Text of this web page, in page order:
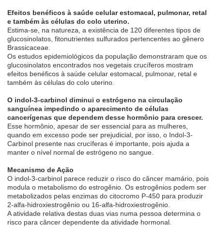
Efeitos benéficos à saúde celular estomacal, pulmonar, retal
e também às células do colo uterino.
Estima-se, na natureza, a existência de 120 diferentes tipos de
glucosinolatos, fitonutrientes sulfurados pertencentes ao gênero
Brassicaceae.
Os estudos epidemiológicos da população demonstraram que os
glucosinolatos encontrados nos vegetais crucíferos mostram
efeitos benéficos à saúde celular estomacal, pulmonar, retal e
também às células do colo uterino.
O indol-3-carbinol diminui o estrógeno na circulação
sanguínea impedindo o aparecimento de células
cancerígenas que dependem desse hormônio para crescer.
Esse hormônio, apesar de ser essencial para as mulheres,
quando em excesso pode ser prejudicial, por isso, o Indol-3-
Carbinol presente nas crucíferas é importante, pois ajuda a
manter o nível normal de estrógeno no sangue.
Mecanismo de Ação
O indol-3-carbinol parece reduzir o risco do câncer mamário, pois
modula o metabolismo do estrogênio. Os estrogênios podem ser
metabolizados pelas enzimas do citocromo P-450 para produzir
2-alfa-hidroxiestrogênio ou 16-alfa-hidroxiestrogênio.
A atividade relativa destas duas vias numa pessoa determina o
risco para câncer dependente da atividade hormonal.